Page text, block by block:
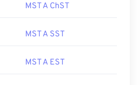
MST A ChST
MST A SST
MST A EST